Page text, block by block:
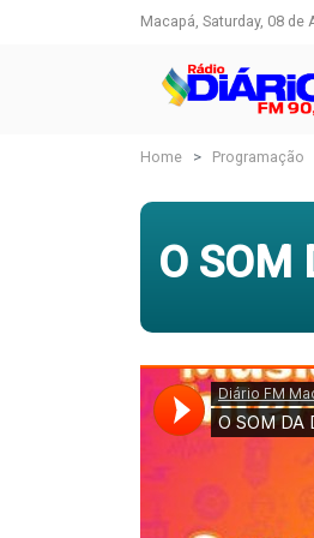
Macapá, Saturday, 08 de
Home Programação
O SOM